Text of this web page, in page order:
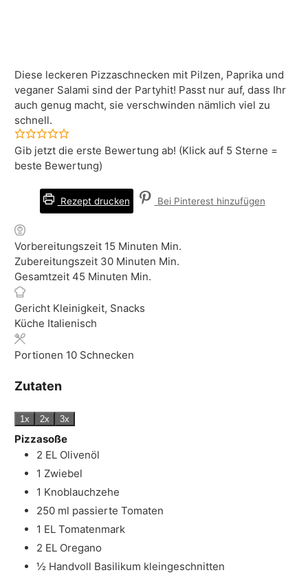
Diese leckeren Pizzaschnecken mit Pilzen, Paprika und
veganer Salami sind der Partyhit! Passt nur auf, dass Ihr
auch genug macht, sie verschwinden nämlich viel zu
schnell.
Gib jetzt die erste Bewertung ab! (Klick auf 5 Sterne =
beste Bewertung)
Rezept drucken Bei Pinterest hinzufügen
Vorbereitungszeit 15 Minuten Min.
Zubereitungszeit 30 Minuten Min.
Gesamtzeit 45 Minuten Min.
Gericht Kleinigkeit, Snacks
Küche Italienisch
Portionen 10 Schnecken
Zutaten
1x 2x 3x
Pizzasoße
2 EL Olivenöl
1 Zwiebel
1 Knoblauchzehe
250 ml passierte Tomaten
1 EL Tomatenmark
2 EL Oregano
½ Handvoll Basilikum kleingeschnitten